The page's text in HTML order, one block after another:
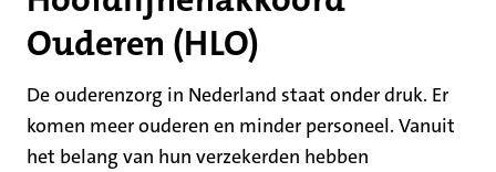
Ouderen (HLO)
De ouderenzorg in Nederland staat onder druk. Er
komen meer ouderen en minder personeel. Vanuit
het belang van hun verzekerden hebben